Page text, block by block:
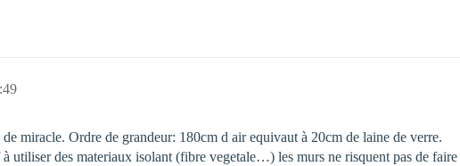
miracle. Ordre de grandeur: 180cm d air equivaut à 20cm de laine de verre.
utiliser des materiaux isolant (fibre vegetale…) les murs ne risquent pas de